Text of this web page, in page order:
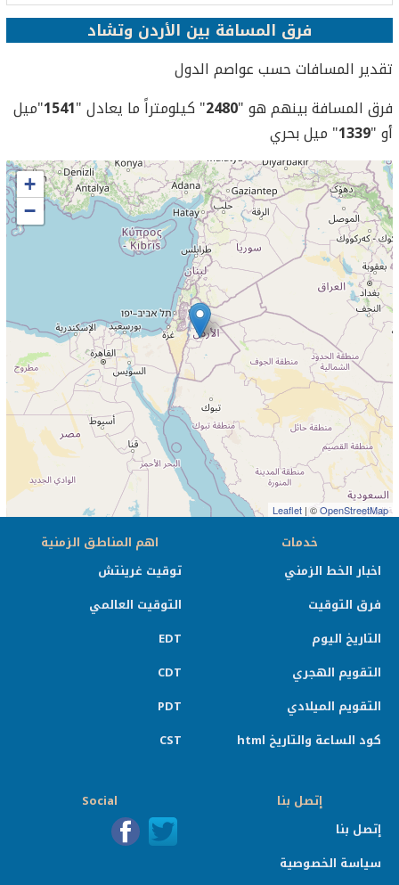
فرق المسافة بين الأردن وتشاد
تقدير المسافات حسب عواصم الدول
فرق المسافة بينهم هو "2480" كيلومتراً ما يعادل "1541"ميل
أو "1339" ميل بحري
+
−
Leaflet | ©OpenStreetMap
خدمات
اخبار الخط الزمني
فرق التوقيت
التاريخ اليوم
التقويم الهجري
التقويم الميلادي
كود الساعة والتاريخ html
اهم المناطق الزمنية
توقيت غرينتش
التوقيت العالمي
EDT
CDT
PDT
CST
إتصل بنا
إتصل بنا
سياسة الخصوصية
Social